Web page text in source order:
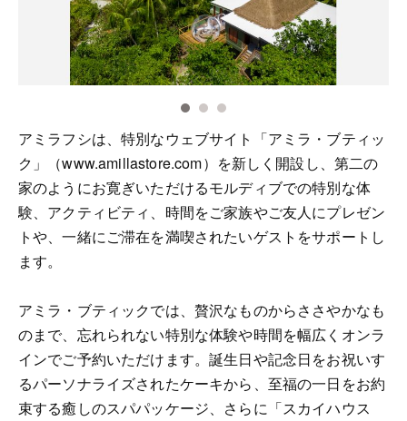
アミラフシは、特別なウェブサイト「アミラ・ブティッ
ク」（www.amillastore.com）を新しく開設し、第二の
家のようにお寛ぎいただけるモルディブでの特別な体
験、アクティビティ、時間をご家族やご友人にプレゼン
トや、一緒にご滞在を満喫されたいゲストをサポートし
ます。
アミラ・ブティックでは、贅沢なものからささやかなも
のまで、忘れられない特別な体験や時間を幅広くオンラ
インでご予約いただけます。誕生日や記念日をお祝いす
るパーソナライズされたケーキから、至福の一日をお約
束する癒しのスパパッケージ、さらに「スカイハウス